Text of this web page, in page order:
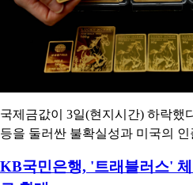
국제금값이 3일(현지시간) 하락했
등을 둘러싼 불확실성과 미국의
KB국민은행, '트래블러스'